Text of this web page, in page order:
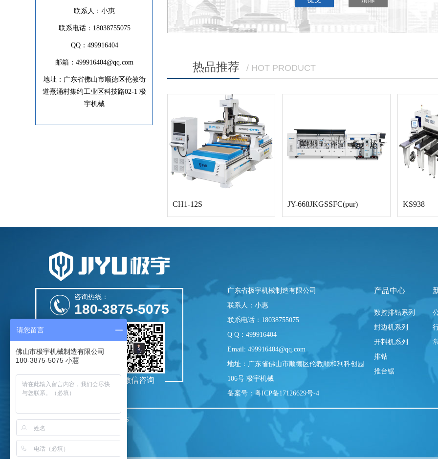
NCZ7XLB
CH1-12
CH1-12S
联系人：小惠
联系电话：18038755075
QQ：499916404
邮箱： 499916404@qq.com
地址：广东省佛山市顺德区伦教街
道熹涌村集约工业区科技路02-1 极
宇机械
热品推荐 / HOT PRODUCT
CH1-12S JY-668JKGSSFC(pur) KS938
咨询热线：
180-3875-5075
扫描关注我们 微信咨询
广东省极宇机械制造有限公司
联系人：小惠
联系电话：18038755075
Q Q：499916404
Email: 499916404@qq.com
地址：广东省佛山市顺德区伦教顺和利科创园
106号 极宇机械
备案号：粤ICP备17126629号-4
产品中心
数控排钻系列
封边机系列
开料机系列
排钻
推台锯
PbootCMS
请您留言
佛山市极宇机械制造有限公司
180-3875-5075 小慧